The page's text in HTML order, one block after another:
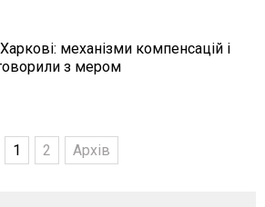
механізми компенсацій і
з мером
1 2 Архів